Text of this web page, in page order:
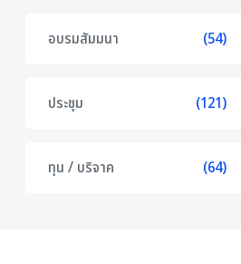
อบรมสัมมนา (54)
ประชุม (121)
ทุน / บริจาค (64)